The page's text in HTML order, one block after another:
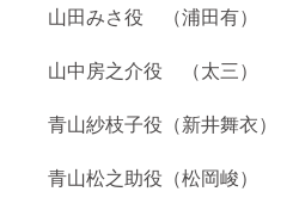
山田みさ役 （浦田有）
山中房之介役 （太三）
青山紗枝子役（新井舞衣）
青山松之助役（松岡峻）